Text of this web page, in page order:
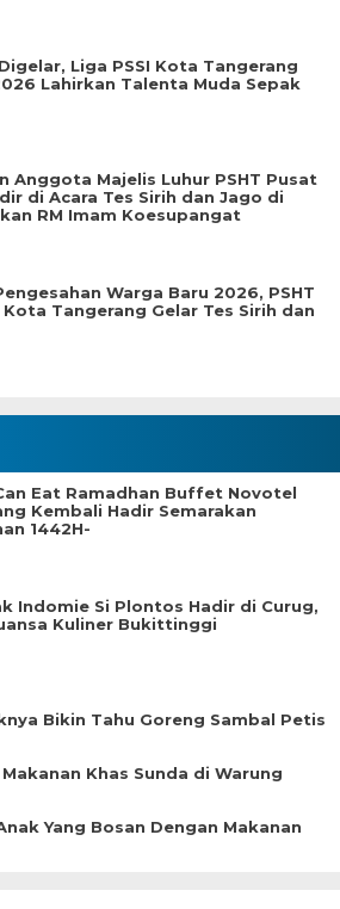
Liga PSSI Kota Tangerang
Lahirkan Talenta Muda Sepak
Anggota Majelis Luhur PSHT Pusat
di Acara Tes Sirih dan Jago di
RM Imam Koesupangat
Warga Baru 2026, PSHT
Kota Tangerang Gelar Tes Sirih dan
Eat Ramadhan Buffet Novotel
Kembali Hadir Semarakan
1442H-
Indomie Si Plontos Hadir di Curug,
Kuliner Bukittinggi
Bikin Tahu Goreng Sambal Petis
Khas Sunda di Warung
Yang Bosan Dengan Makanan